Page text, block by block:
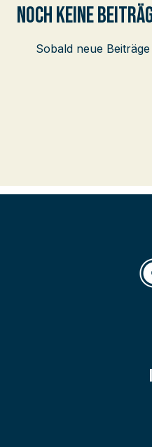
Noch keine
Sobald neue